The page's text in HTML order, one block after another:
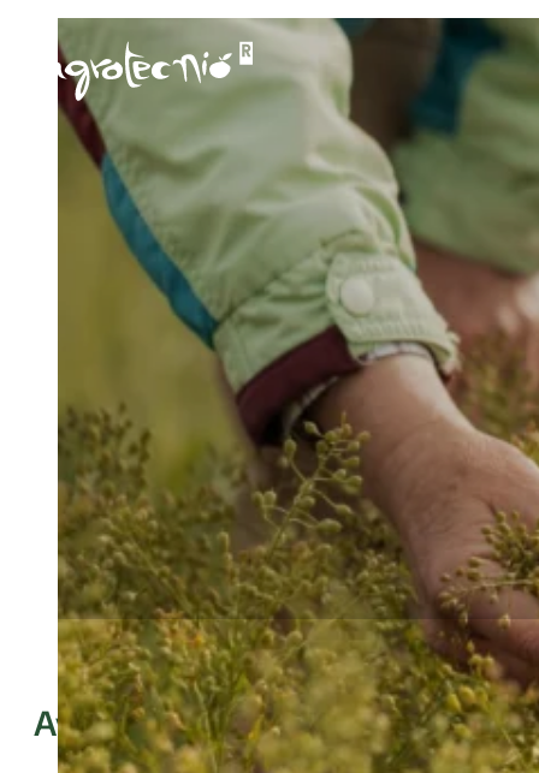
Aviso legal y condiciones de uso